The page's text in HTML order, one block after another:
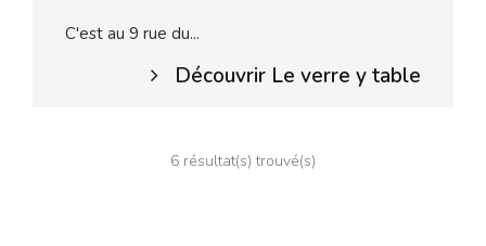
C'est au 9 rue du...
Découvrir Le verre y table
6 résultat(s) trouvé(s)